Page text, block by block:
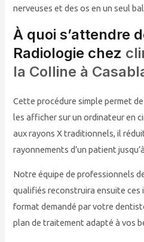
nerveuses et des os en un seul
À quoi s’attendre
Radiologie chez
la Colline à
Cette procédure simple permet
les afficher sur un ordinateur en
aux rayons X traditionnels, il
rayonnements d’un patient
Notre équipe de professionnels
qualifiés reconstruira ensuite ces
format demandé par votre
plan de traitement adapté à vos